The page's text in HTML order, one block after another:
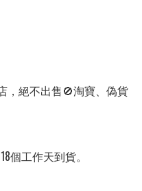
，絕不出售🚫淘寶、偽貨
個工作天到貨。